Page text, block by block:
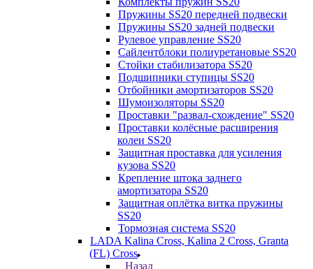
Пружины SS20 передней подвески
Пружины SS20 задней подвески
Рулевое управление SS20
Сайлентблоки полиуретановые SS20
Стойки стабилизатора SS20
Подшипники ступицы SS20
Отбойники амортизаторов SS20
Шумоизоляторы SS20
Проставки "развал-схождение" SS20
Проставки колёсные расширения
колеи SS20
Защитная проставка для усиления
кузова SS20
Крепление штока заднего
амортизатора SS20
Защитная оплётка витка пружины
SS20
Тормозная система SS20
LADA Kalina Cross, Kalina 2 Cross, Granta
(FL) Cross
Назад